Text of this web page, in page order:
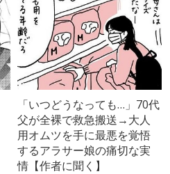
「いつどうなっても…」70代
父が全裸で救急搬送→大人
用オムツを手に最悪を覚悟
するアラサー娘の痛切な実
情【作者に聞く】